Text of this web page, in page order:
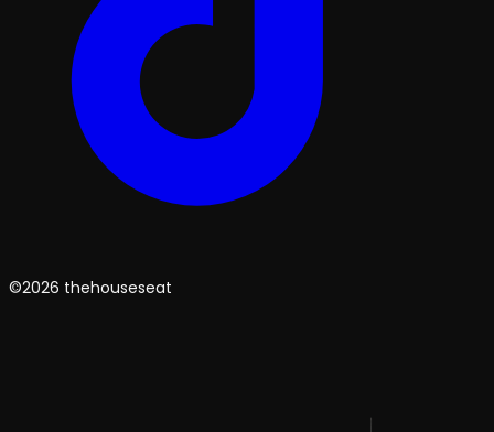
©2026 thehouseseat